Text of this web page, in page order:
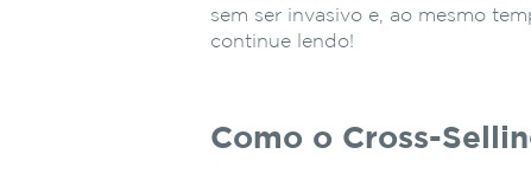
sem ser invasivo e, ao mesmo
continue lendo!
Como o Cross-